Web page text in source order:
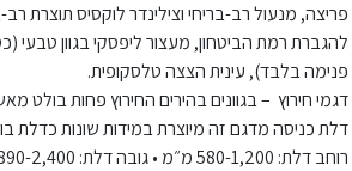
פריצה, מנעול רב-בריחי וצילינדר לוקסיס תוצרת
להגברת רמת הביטחון, מעצור ליפסקי בגוון טבעי
פנימה בלבד), עינית הצצה טלסקופית.
דגמי חירוץ – בגוונים בהירים החירוץ פחות בולט
דלת כניסה מדגם זה מיוצרת במידות שונות כדלת
רוחב דלת: 580-1,200 מ״מ • גובה דלת: 1,890-2,400 מ״מ.